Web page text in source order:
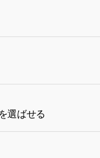
選ばせる